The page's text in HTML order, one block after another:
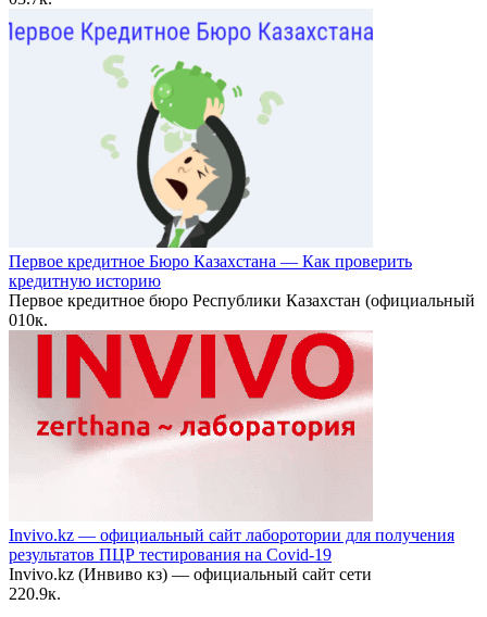
Первое кредитное Бюро Казахстана — Как проверить
кредитную историю
Первое кредитное бюро Республики Казахстан (официальный
010к.
Invivo.kz — официальный сайт лаборотории для получения
результатов ПЦР тестирования на Covid-19
Invivo.kz (Инвиво кз) — официальный сайт сети
220.9к.